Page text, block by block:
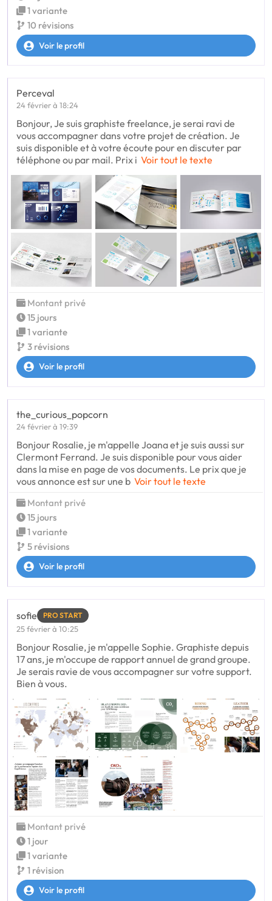
1 variante
10 révisions
Voir le profil
Perceval
24 février à 18:24
Bonjour, Je suis graphiste freelance, je serai ravi de
vous accompagner dans votre projet de création. Je
suis disponible et à votre écoute pour en discuter par
téléphone ou par mail. Prix i Voir tout le texte
Montant privé
15 jours
1 variante
3 révisions
Voir le profil
the_curious_popcorn
24 février à 19:39
Bonjour Rosalie, je m'appelle Joana et je suis aussi sur
Clermont Ferrand. Je suis disponible pour vous aider
dans la mise en page de vos documents. Le prix que je
vous annonce est sur une b Voir tout le texte
Montant privé
15 jours
1 variante
5 révisions
Voir le profil
sofie PRO START
25 février à 10:25
Bonjour Rosalie, je m'appelle Sophie. Graphiste depuis
17 ans, je m'occupe de rapport annuel de grand groupe.
Je serais ravie de vous accompagner sur votre support.
Bien à vous.
Montant privé
1 jour
1 variante
1 révision
Voir le profil